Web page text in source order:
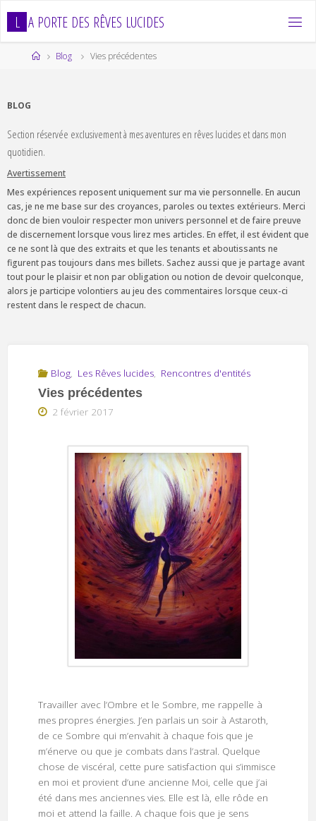
L A PORTE DES RÊVES LUCIDES
HomeBlog Vies précédentes
BLOG
Section réservée exclusivement à mes aventures en rêves lucides et dans mon
quotidien.
Avertissement
Mes expériences reposent uniquement sur ma vie personnelle. En aucun
cas, je ne me base sur des croyances, paroles ou textes extérieurs. Merci
donc de bien vouloir respecter mon univers personnel et de faire preuve
de discernement lorsque vous lirez mes articles. En effet, il est évident que
ce ne sont là que des extraits et que les tenants et aboutissants ne
figurent pas toujours dans mes billets. Sachez aussi que je partage avant
tout pour le plaisir et non par obligation ou notion de devoir quelconque,
alors je participe volontiers au jeu des commentaires lorsque ceux-ci
restent dans le respect de chacun.
Blog, Les Rêves lucides, Rencontres d'entités
Vies précédentes
2 février 2017
Travailler avec l’Ombre et le Sombre, me rappelle à
mes propres énergies. J’en parlais un soir à Astaroth,
de ce Sombre qui m’envahit à chaque fois que je
m’énerve ou que je combats dans l’astral. Quelque
chose de viscéral, cette pure satisfaction qui s’immisce
en moi et provient d’une ancienne Moi, celle que j’ai
été dans mes anciennes vies. Elle est là, elle rôde en
moi et attend la faille. A chaque fois que je sens